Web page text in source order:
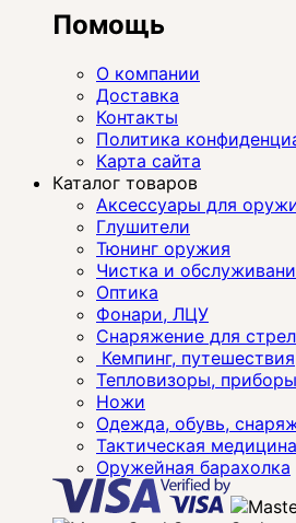
Помощь
О компании
Доставка
Контакты
Политика
Карта сайта
Каталог товаров
Аксессуары для
Глушители
Тюнинг оружия
Чистка и
Оптика
Фонари, ЛЦУ
Снаряжение для
Кемпинг, путешествия
Тепловизоры,
Ножи
Одежда, обувь,
Тактическая медицина
Оружейная барахолка